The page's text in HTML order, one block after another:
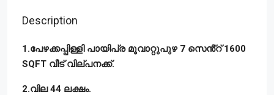
Description
1.പേഴക്കപ്പിള്ളി പായിപ്ര മൂവാറ്റുപുഴ 7 സെൻ്റ് 1600
SQFT വീട് വില്പനക്ക്.
2.വില 44 ലക്ഷം.